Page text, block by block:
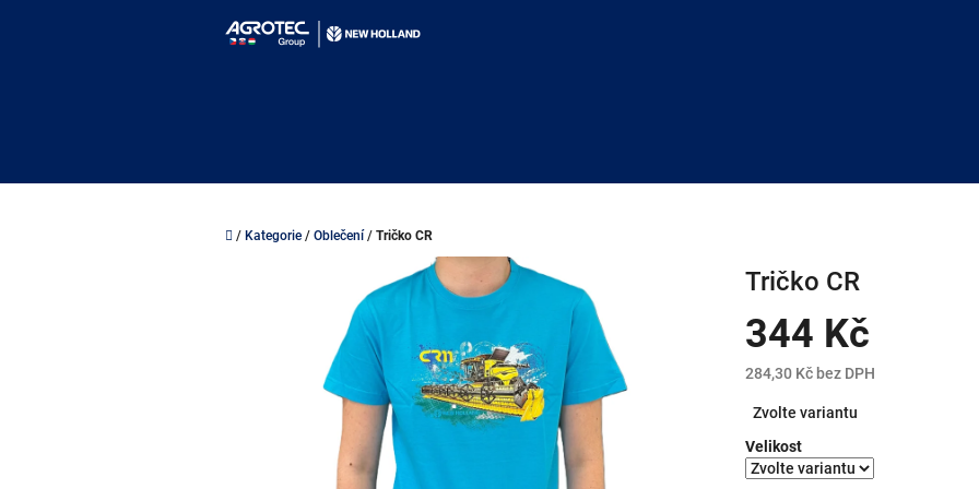
Domů
/ Kategorie / Oblečení / Tričko CR
Tričko CR
344 Kč
284,30 Kč bez DPH
cena:
Zvolte variantu
Velikost